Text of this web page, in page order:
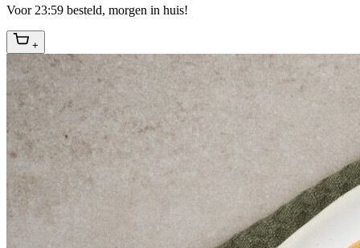
Voor 23:59 besteld, morgen in huis!
+